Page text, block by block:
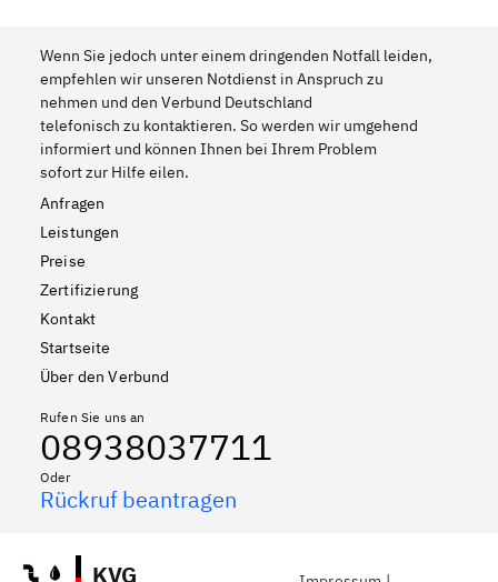
Wenn Sie jedoch unter einem dringenden Notfall leiden,
empfehlen wir unseren Notdienst in Anspruch zu
nehmen und den Verbund Deutschland
telefonisch zu kontaktieren. So werden wir umgehend
informiert und können Ihnen bei Ihrem Problem
sofort zur Hilfe eilen.
Anfragen
Leistungen
Preise
Zertifizierung
Kontakt
Startseite
Über den Verbund
Rufen Sie uns an
08938037711
Oder
Rückruf beantragen
KVG